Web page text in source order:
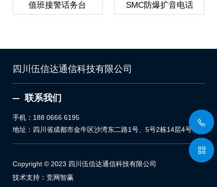
值班接警话务台 SMC防爆扩音电话
四川伍信达通信科技有限公司
联系我们
手机： 188 0666 6195
地址：四川省成都市金牛区沙湾东二路1号、5号2栋14层4号
Copyright © 2023 四川伍信达通信科技有限公司
技术支持： 竞网智赢